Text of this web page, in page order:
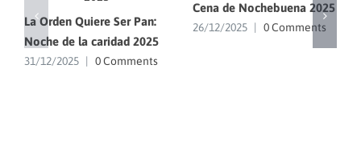
La Orden Quiere Ser Pan:
Noche de la caridad 2025
31/12/2025 0 Comments
Cena de Nochebuena 2025
26/12/2025 0 Comments